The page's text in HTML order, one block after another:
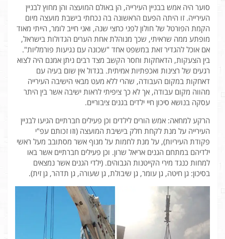
סוער היה אמש בבניין העירייה, הן באולם המועצה והן מחוץ לבניין
העירייה. זו היתה הפעם הראשונה בה נכחתי בישבת מועצה מיום
הקמת הפורטל של חולון לפני כחצי שנה, ואני חייב לומר, הייתי מאוד
מופתע ממה שראיתי, שכך מנוהלת אחת הערים הגדולות בישראל,
אם אוכל להגדיר זאת במשפט אחד "שכונה עם נגיעות פורמליות".
בין הצעקות, הדאחקות וחסר הקשב מצד רבים ניתן אמנם היה לצוא
רגעים של רצינות ואכפתיות אמיתית. בגדול אין שום בעיה עם
דאחקות במקום העבודה, שהרי ללא מעט מבאי הישיבה העירייה
מהווה מקום עבודה, אך לא כך ציפיתי לראות ישיבה אשר בין היתר
עסקה בנושא סיכון חיי ילדים בגנים ציבוריים.
הרקע למחאה: אמש הורים לילדים וכן פעילים חברתיים הגיעו לבניין
העירייה על מנת לקחת חלק בישיבת המועצה (וזו זכותם עפ"י
פקודת העיריות), על מנת לחמות על מנוף אשר מסתובב מעל ראשי
ילדיהם במתחם הגנים אריאל שרון. וכן פעילים חברתיים אשר באו
למחות כנגד מירי הקייטנות הגבוהים. (ילדי הגנים אשר נמצאים
בסיכון: גן חיטה, גן עומר, גן שיבולת, גן שעורה, גן תדהר, גן זית).